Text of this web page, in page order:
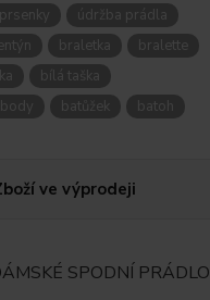
údržba prádla
braletka
bralette
bílá taška
batůžek batoh
ve výprodeji
SPODNÍ PRÁDLO